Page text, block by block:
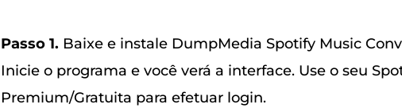
Passo 1. Baixe e instale DumpMedia Spotify Music
Inicie o programa e você verá a interface. Use o seu
Premium/Gratuita para efetuar login.